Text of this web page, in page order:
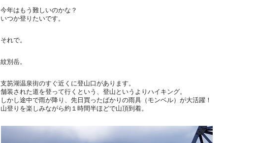
今年はもう難しいのかな？
いつか登りたいです。
それで。
紋別岳。
支笏湖温泉街のすぐ近くに登山口があります。
舗装された道を登って行くという、登山というよりハイキング。
しかし途中で雨が降り、先日買ったばかりの雨具（モンベル）が大活躍！
山登りを楽しみながら約１時間半ほどで山頂到着。